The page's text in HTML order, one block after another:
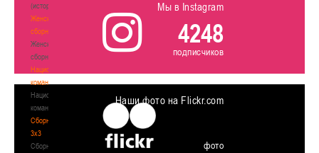
(история)
Женские
сборные
Женские
сборные
Национальная
команда
Национальная
команда
Сборные
3х3
Сборные
Мы в Instagram
4248
подписчиков
Наши фото на Flickr.com
фото